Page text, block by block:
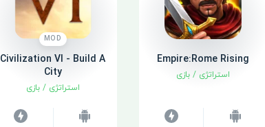
Empire:Rome Rising
استراتژی / بازی
MOD
Civilization VI - Build A
City
استراتژی /بازی